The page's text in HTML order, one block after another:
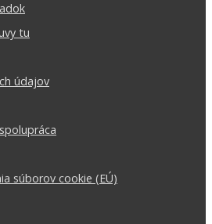
tu
údajov
súborov cookie (EÚ)